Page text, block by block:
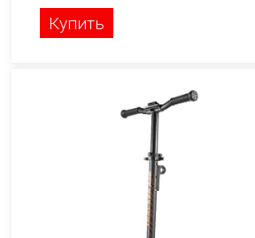
Купить